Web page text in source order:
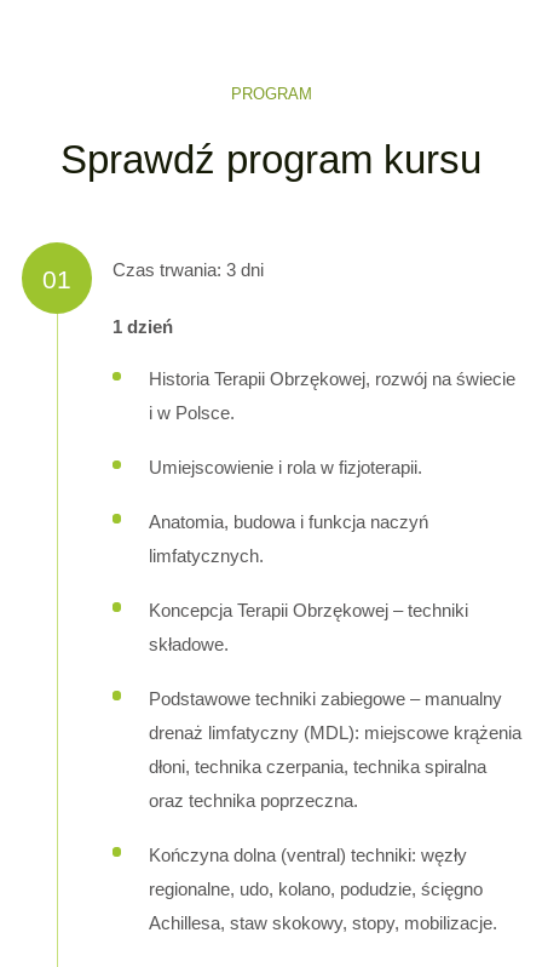
PROGRAM
Sprawdź program kursu
01 Czas trwania: 3 dni
1 dzień
Historia Terapii Obrzękowej, rozwój na świecie
i w Polsce.
Umiejscowienie i rola w fizjoterapii.
Anatomia, budowa i funkcja naczyń
limfatycznych.
Koncepcja Terapii Obrzękowej – techniki
składowe.
Podstawowe techniki zabiegowe – manualny
drenaż limfatyczny (MDL): miejscowe krążenia
dłoni, technika czerpania, technika spiralna
oraz technika poprzeczna.
Kończyna dolna (ventral) techniki: węzły
regionalne, udo, kolano, podudzie, ścięgno
Achillesa, staw skokowy, stopy, mobilizacje.